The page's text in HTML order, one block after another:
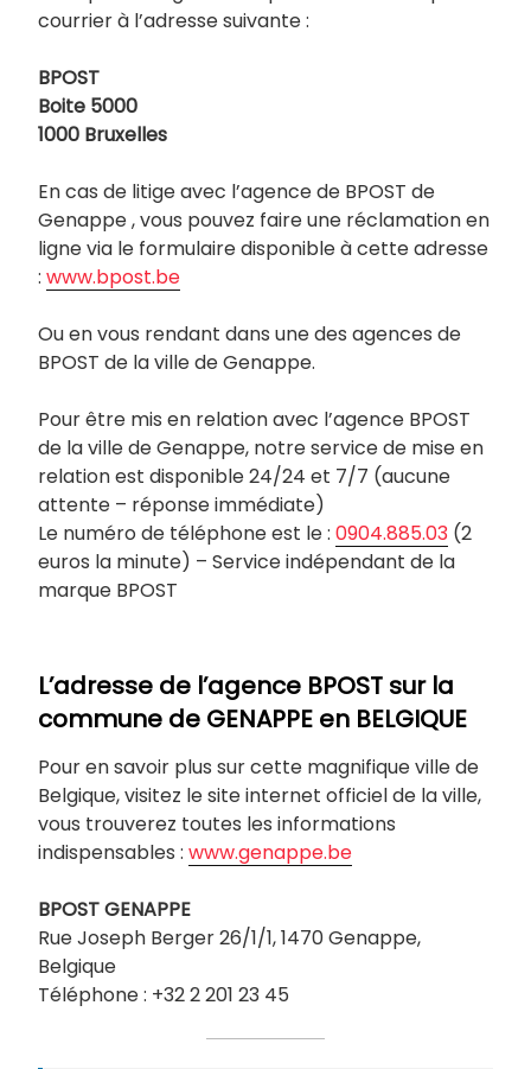
courrier à l’adresse suivante :
BPOST
Boite 5000
1000 Bruxelles
En cas de litige avec l’agence de BPOST de
Genappe , vous pouvez faire une réclamation en
ligne via le formulaire disponible à cette adresse
: www.bpost.be
Ou en vous rendant dans une des agences de
BPOST de la ville de Genappe.
Pour être mis en relation avec l’agence BPOST
de la ville de Genappe, notre service de mise en
relation est disponible 24/24 et 7/7 (aucune
attente – réponse immédiate)
Le numéro de téléphone est le : 0904.885.03 (2
euros la minute) – Service indépendant de la
marque BPOST
L’adresse de l’agence BPOST sur la
commune de GENAPPE en BELGIQUE
Pour en savoir plus sur cette magnifique ville de
Belgique, visitez le site internet officiel de la ville,
vous trouverez toutes les informations
indispensables : www.genappe.be
BPOSTGENAPPE
Rue Joseph Berger 26/1/1, 1470 Genappe,
Belgique
Téléphone : +32 2 201 23 45